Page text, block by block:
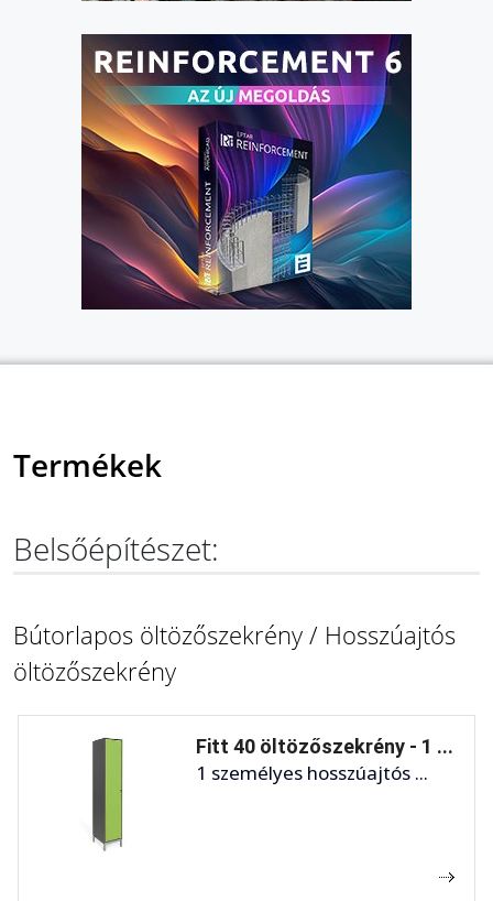
Termékek
Belsőépítészet:
Bútorlapos öltözőszekrény / Hosszúajtós
öltözőszekrény
Fitt 40 öltözőszekrény - 1 ...
1 személyes hosszúajtós ...